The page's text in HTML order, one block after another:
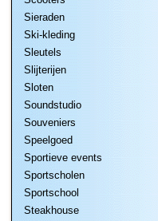
Sieraden
Ski-kleding
Sleutels
Slijterijen
Sloten
Soundstudio
Souveniers
Speelgoed
Sportieve events
Sportscholen
Sportschool
Steakhouse